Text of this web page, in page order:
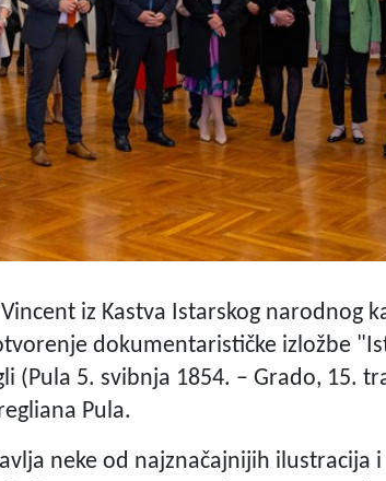
iz Kastva Istarskog narodnog
dokumentarističke izložbe
(Pula 5. svibnja 1854. – Grado, 15.
Pula.
neke od najznačajnijih ilustracija